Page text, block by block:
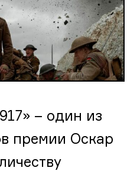
– один из
премии Оскар